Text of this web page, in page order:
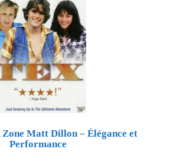
Zone Matt Dillon – Élégance et
Performance